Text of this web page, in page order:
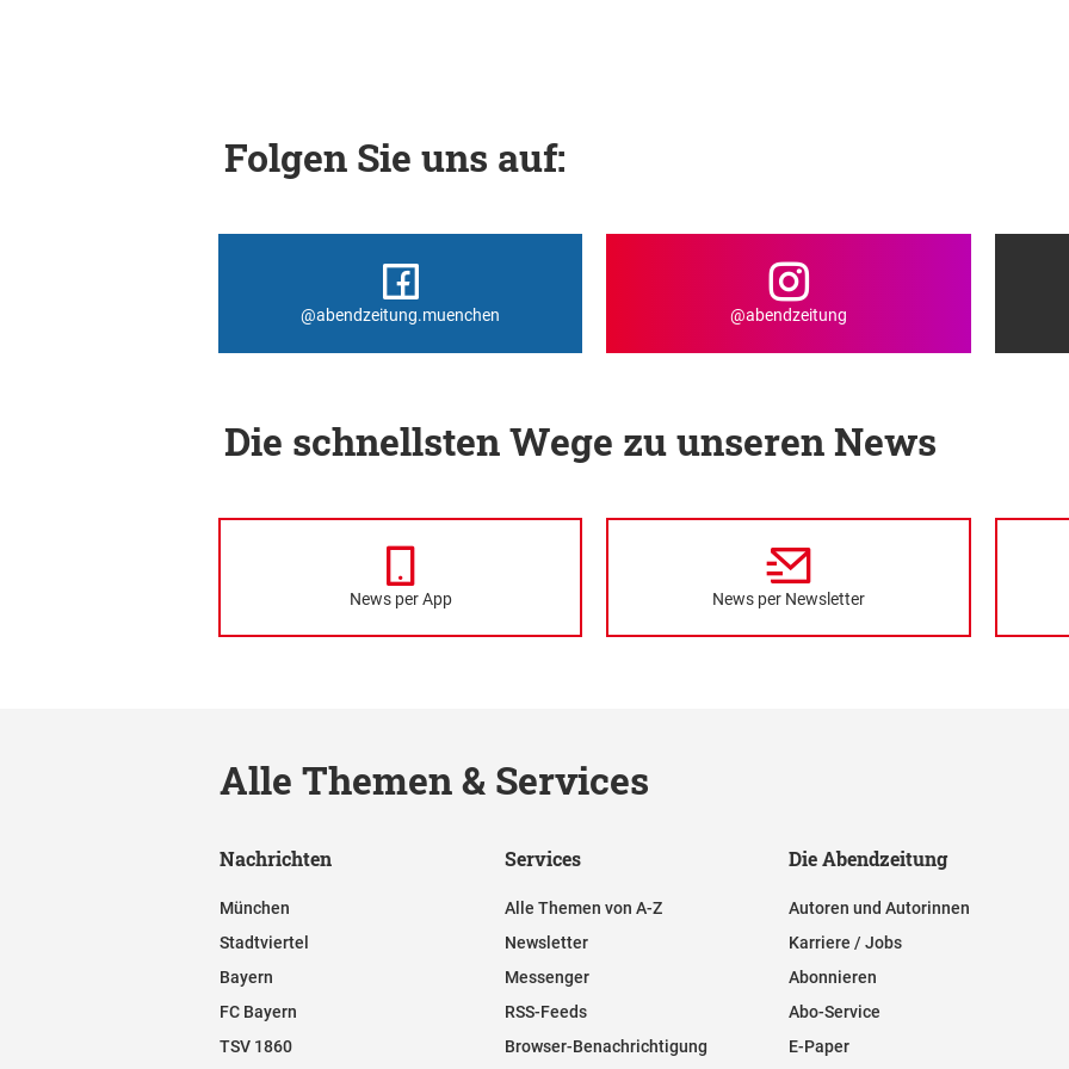
Folgen Sie uns auf:
@abendzeitung.muenchen @abendzeitung
Die schnellsten Wege zu unseren News
News per App News per Newsletter
Alle Themen & Services
Nachrichten
München
Stadtviertel
Bayern
FC Bayern
TSV 1860
Services
Alle Themen von A-Z
Newsletter
Messenger
RSS-Feeds
Browser-Benachrichtigung
Die Abendzeitung
Autoren und Autorinnen
Karriere / Jobs
Abonnieren
Abo-Service
E-Paper